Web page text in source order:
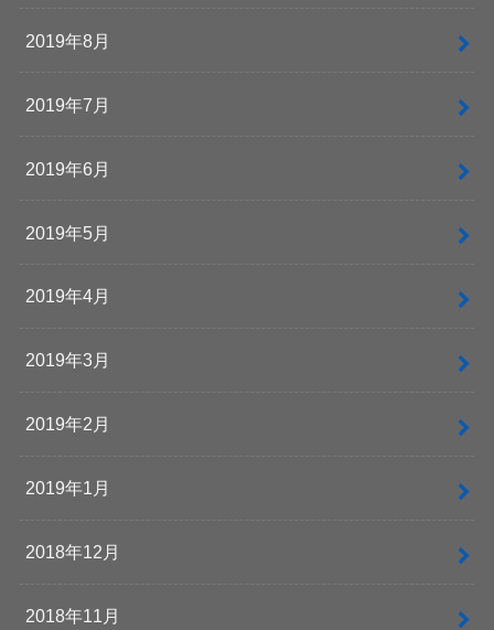
2019年8月
2019年7月
2019年6月
2019年5月
2019年4月
2019年3月
2019年2月
2019年1月
2018年12月
2018年11月